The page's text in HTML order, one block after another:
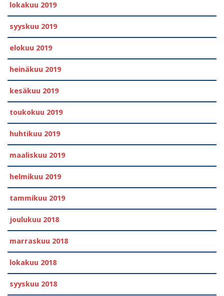
lokakuu 2019
syyskuu 2019
elokuu 2019
heinäkuu 2019
kesäkuu 2019
toukokuu 2019
huhtikuu 2019
maaliskuu 2019
helmikuu 2019
tammikuu 2019
joulukuu 2018
marraskuu 2018
lokakuu 2018
syyskuu 2018